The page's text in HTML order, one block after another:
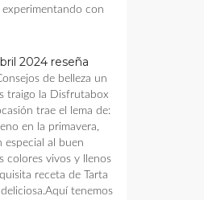
con
2024 reseña
de belleza un
traigo la Disfrutabox
trae el lema de:
en la primavera,
especial al buen
colores vivos y llenos
receta de Tarta
tenemos